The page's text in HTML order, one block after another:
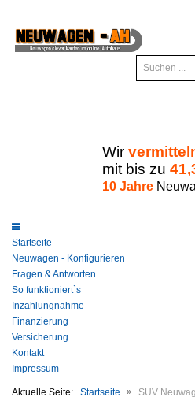
Wir
mit bis zu
10 Jahre
Startseite
Neuwagen - Konfigurieren
Fragen & Antworten
So funktioniert`s
Inzahlungnahme
Finanzierung
Versicherung
Kontakt
Impressum
Aktuelle Seite: Startseite SUV